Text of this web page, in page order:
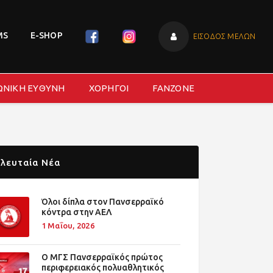
E-SHOP ΕΙΣΟΔΟΣ ΜΕΛΩΝ
ΕΥΘΥΝΗ ΧΟΡΗΓΟΙ FANZONE
Νέα
Όλοι δίπλα στον Πανσερραϊκό
κόντρα στην ΑΕΛ
1 Μαΐου, 2026
O ΜΓΣ Πανσερραϊκός πρώτος
περιφερειακός πολυαθλητικός